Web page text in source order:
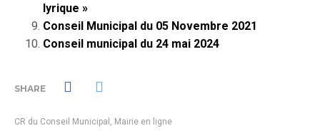
lyrique »
Conseil Municipal du 05 Novembre 2021
Conseil municipal du 24 mai 2024
SHARE
CR du Conseil Municipal Mairie en ligne